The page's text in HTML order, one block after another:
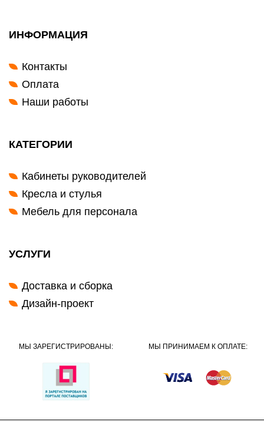
ИНФОРМАЦИЯ
Контакты
Оплата
Наши работы
КАТЕГОРИИ
Кабинеты руководителей
Кресла и стулья
Мебель для персонала
УСЛУГИ
Доставка и сборка
Дизайн-проект
МЫ ЗАРЕГИСТРИРОВАНЫ: МЫ ПРИНИМАЕМ К ОПЛАТЕ: